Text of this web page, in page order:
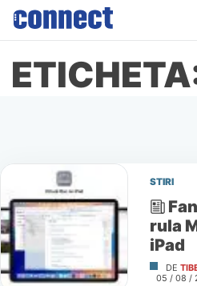
Skip
content
STIRI
rula
iPad
DE
05 / 08 /